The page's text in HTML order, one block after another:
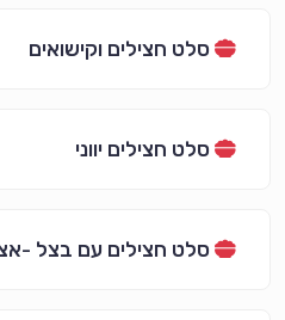
סלט חצילים וקישואים
סלט חצילים יווני
סלט חצילים עם בצל -